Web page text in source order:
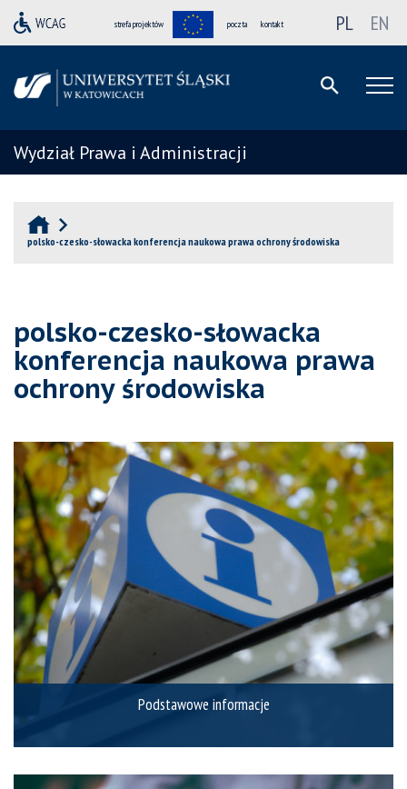
strefa projektów poczta kontakt PL EN
Wydział Prawa i Administracji
polsko-czesko-słowacka konferencja naukowa prawa ochrony środowiska
polsko-czesko-słowacka
konferencja naukowa prawa
ochrony środowiska
Podstawowe informacje